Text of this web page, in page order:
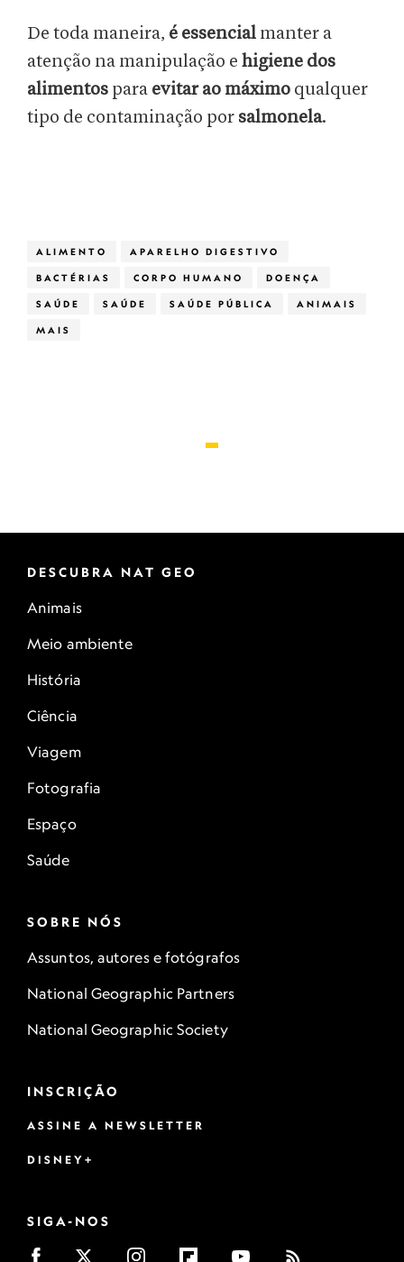
De toda maneira, é essencial manter a
atenção na manipulação e higiene dos
alimentos para evitar ao máximo qualquer
tipo de contaminação por salmonela.
ALIMENTO APARELHO DIGESTIVO
BACTÉRIAS CORPO HUMANO DOENÇA
SAÚDE SAÚDE SAÚDE PÚBLICA ANIMAIS
MAIS
DESCUBRA NAT GEO
Animais
Meio ambiente
História
Ciência
Viagem
Fotografia
Espaço
Saúde
SOBRE NÓS
Assuntos, autores e fotógrafos
National Geographic Partners
National Geographic Society
INSCRIÇÃO
ASSINE A NEWSLETTER
DISNEY+
SIGA-NOS